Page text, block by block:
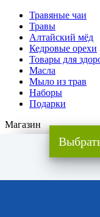
Травяные чаи
Травы
Алтайский мёд
Кедровые орехи
Товары для
Масла
Мыло из трав
Наборы
Подарки
Магазин
О компании
О продукции
Доставка и
Доставка за